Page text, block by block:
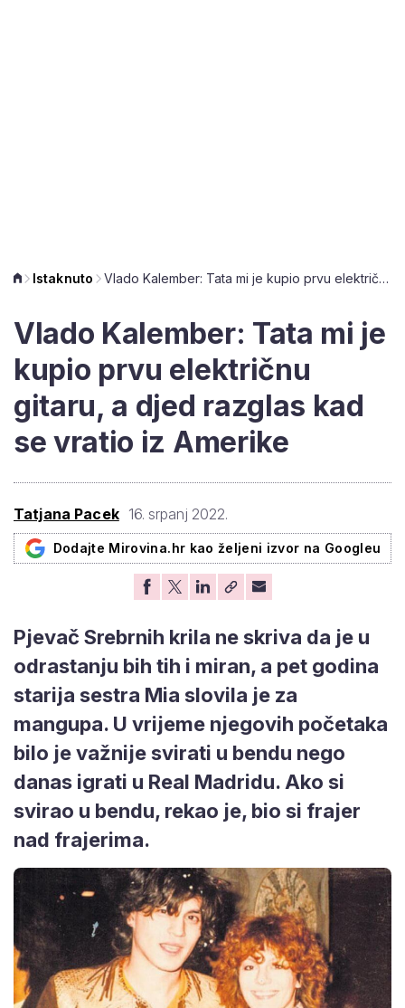
Istaknuto Vlado Kalember: Tata mi je kupio prvu električnu gitaru, a djed razglas kad se vratio iz Amerike
Vlado Kalember: Tata mi je
kupio prvu električnu
gitaru, a djed razglas kad
se vratio iz Amerike
Tatjana Pacek 16. srpanj 2022.
Dodajte Mirovina.hr kao željeni izvor na Googleu
Pjevač Srebrnih krila ne skriva da je u
odrastanju bih tih i miran, a pet godina
starija sestra Mia slovila je za
mangupa. U vrijeme njegovih početaka
bilo je važnije svirati u bendu nego
danas igrati u Real Madridu. Ako si
svirao u bendu, rekao je, bio si frajer
nad frajerima.